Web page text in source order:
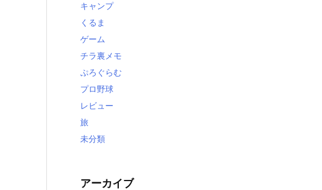
キャンプ
くるま
ゲーム
チラ裏メモ
ぷろぐらむ
プロ野球
レビュー
旅
未分類
アーカイブ